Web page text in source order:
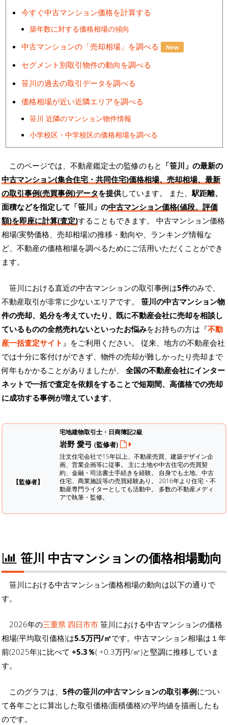
今すぐ中古マンション価格を計算する
築年数に対する価格相場の傾向
中古マンションの「売却相場」を調べる New
セグメント別取引物件の動向を調べる
笹川の過去の取引データを調べる
価格相場が近い近隣エリアを調べる
笹川 近隣のマンション物件情報
小学校区・中学校区の価格相場を調べる
このページでは、不動産鑑定士の監修のもと 「笹川」の最新の
中古マンション(集合住宅・共同住宅)価格相場、売却相場、最新
の取引事例(売買事例)データを提供しています。 また、駅距離、
面積などを指定して「笹川」の中古マンション価格(値段、評価
額)を即座に計算(査定)することもできます。 中古マンション価格
相場(実勢価格、売却相場)の推移・動向や、ランキング情報な
ど、不動産の価格相場を調べるためにご活用いただくことができ
ます。
笹川における直近の中古マンションの取引事例は5件のみで、
不動産取引が非常に少ないエリアです。 笹川の中古マンション物
件の売却、処分を考えていたり、既に不動産会社に売却を相談し
ているものの全然売れないといったお悩みをお持ちの方は『不動
産一括査定サイト 』をご利用ください。 従来、地方の不動産会社
では十分に客付けができず、物件の売却が難しかったり売却まで
何年もかかることがありましたが、 全国の不動産会社にインター
ネットで一括で査定を依頼をすることで短期間、高価格での売却
に成功する事例が増えています。
【監修者】
宅地建物取引士・日商簿記2級
岩野 愛弓 (監修者)
注文住宅会社で15年以上、不動産売買、建築デザイン企
画、営業企画等に従事。 主に土地や中古住宅の売買契
約、金融・司法書士手続きを経験。 自身でも土地、中古
住宅、商業施設等の売買経験あり。 2016年より住宅・不
動産専門ライターとしても活動中。 多数の不動産メディ
アで執筆・監修。
笹川 中古マンションの価格相場動向
笹川における中古マンション価格相場の動向は以下の通りで
す。
2026年の三重県 四日市市 笹川における中古マンションの価格
相場(平均取引価格)は5.5万円/㎡です。中古マンション相場は１年
前(2025年)に比べて +5.3％( +0.3万円/㎡)と堅調に推移していま
す。
このグラフは、 5件の笹川の中古マンションの取引事例につい
て各年ごとに算出した取引価格(面積価格)の平均値を描画したも
のです。